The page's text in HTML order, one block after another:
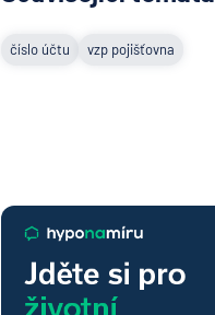
číslo účtu vzp pojišťovna